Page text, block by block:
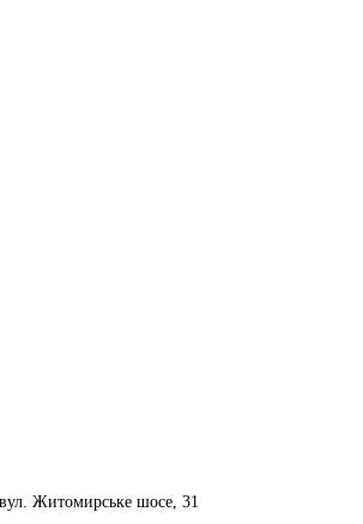
Житомирське шосе, 31